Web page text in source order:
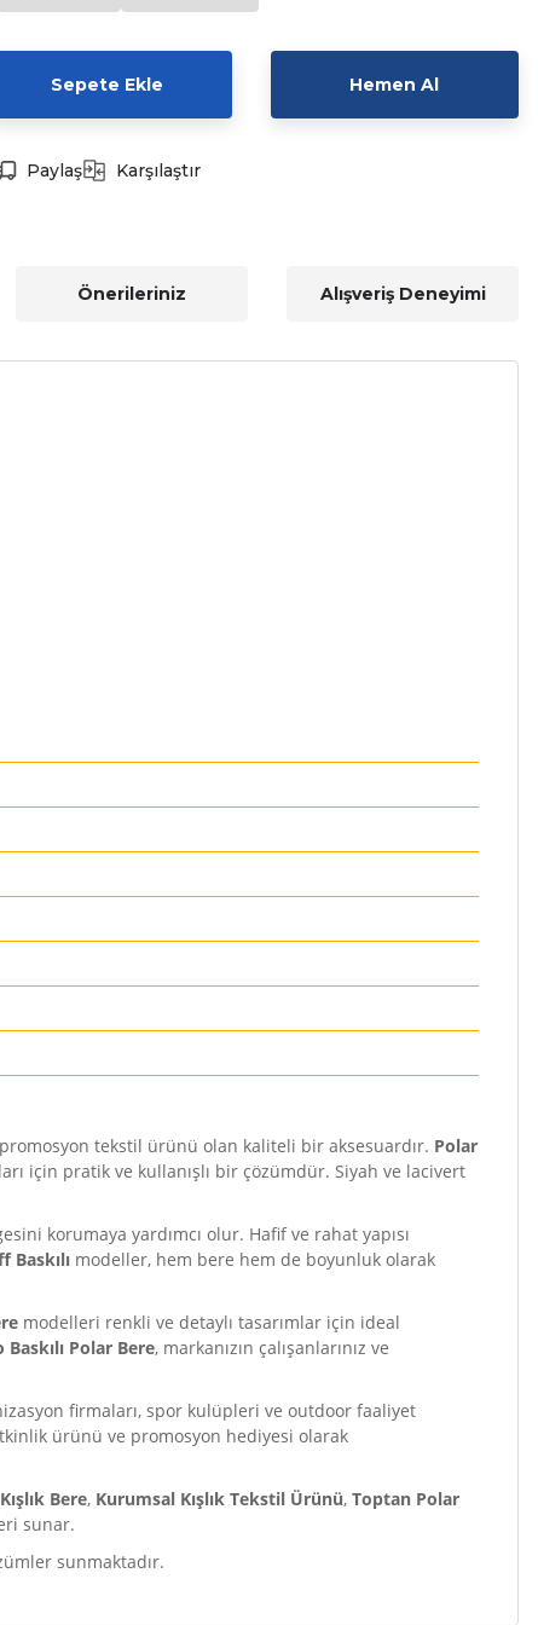
Sepete Ekle Hemen Al
Paylaş Karşılaştır
Önerileriniz Alışveriş Deneyimi
tekstil ürünü olan kaliteli bir aksesuardır. Polar
için pratik ve kullanışlı bir çözümdür. Siyah ve lacivert
korumaya yardımcı olur. Hafif ve rahat yapısı
Baskılı modeller, hem bere hem de boyunluk olarak
modelleri renkli ve detaylı tasarımlar için ideal
Baskılı Polar Bere, markanızın çalışanlarınız ve
firmaları, spor kulüpleri ve outdoor faaliyet
ürünü ve promosyon hediyesi olarak
Bere, Kurumsal Kışlık Tekstil Ürünü, Toptan Polar
sunar.
sunmaktadır.